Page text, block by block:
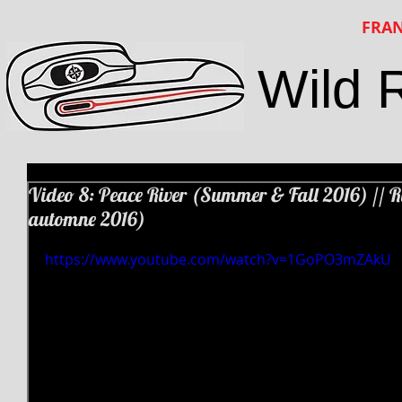
Wild
Video 8: Peace River (Summer & Fall 2016) //
automne 2016)
https://www.youtube.com/watch?v=1GoPO3mZAkU